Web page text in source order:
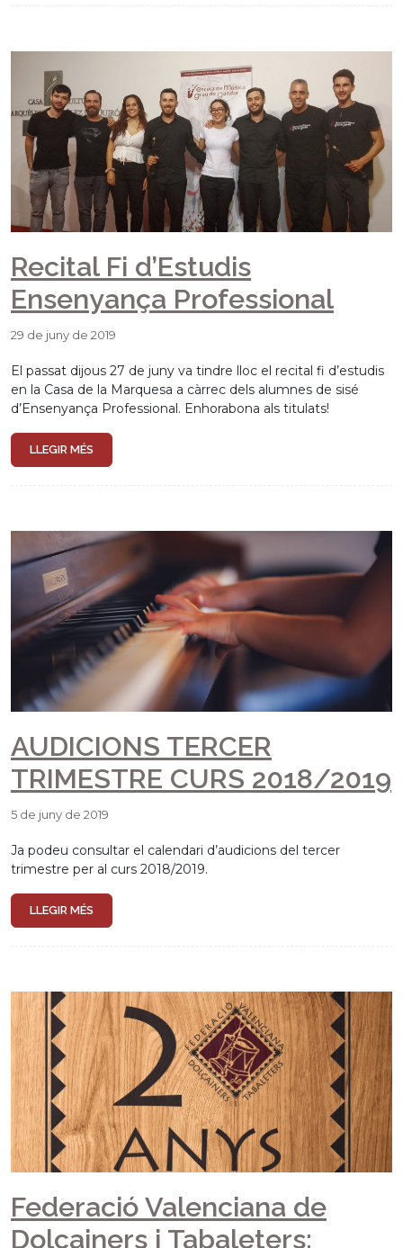
Recital Fi d’Estudis
Ensenyança Professional
29 de juny de 2019
El passat dijous 27 de juny va tindre lloc el recital fi d’estudis
en la Casa de la Marquesa a càrrec dels alumnes de sisé
d’Ensenyança Professional. Enhorabona als titulats!
LLEGIR MÉS
AUDICIONS TERCER
TRIMESTRE CURS 2018/2019
5 de juny de 2019
Ja podeu consultar el calendari d’audicions del tercer
trimestre per al curs 2018/2019.
LLEGIR MÉS
Federació Valenciana de
Dolçainers i Tabaleters: